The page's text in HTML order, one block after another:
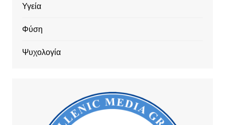
Υγεία
Φύση
Ψυχολογία